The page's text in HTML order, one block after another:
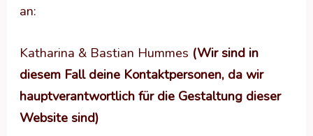
an:
Katharina & Bastian Hummes (Wir sind in
diesem Fall deine Kontaktpersonen, da wir
hauptverantwortlich für die Gestaltung dieser
Website sind)